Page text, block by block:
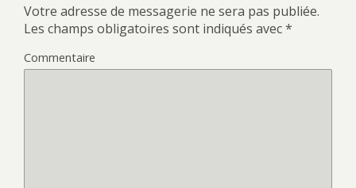
Votre adresse de messagerie ne sera pas publiée.
Les champs obligatoires sont indiqués avec*
Commentaire